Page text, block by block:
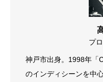
プ
神戸市出身。1998年「
のインディシーンを中